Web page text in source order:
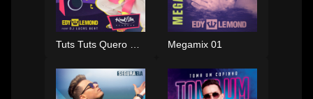
Megamix 01